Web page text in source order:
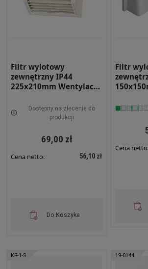
Filtr wylotowy
zewnętrzny IP44
225x210mm Wentylacja
okapem
przeciwdeszczowym
Dostępny na zlecenie do
produkcji
69,00 zł
Cena netto: 56,10 zł
Do Koszyka
Filtr
Cena
KF-1-S 19-0144